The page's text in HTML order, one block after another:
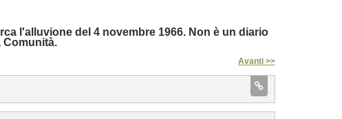
l'alluvione del 4 novembre 1966. Non è un diario
Comunità.
Avanti >>